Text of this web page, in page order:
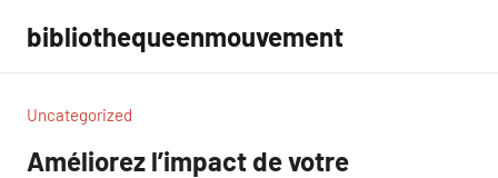
contenu
bibliothequeenmouvement
Uncategorized
Améliorez l’impact de votre